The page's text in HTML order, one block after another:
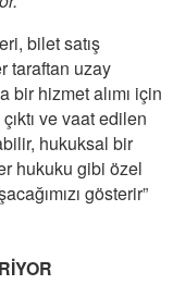
bilet satış
taraftan uzay
bir hizmet alımı için
ve vaat edilen
hukuksal bir
hukuku gibi özel
gösterir”